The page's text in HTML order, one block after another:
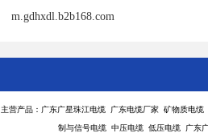
m.gdhxdl.b2b168.com
主营产品：广东广星珠江电缆 广东电缆厂家 矿物质电
制与信号电缆 中压电缆 低压电缆 广东